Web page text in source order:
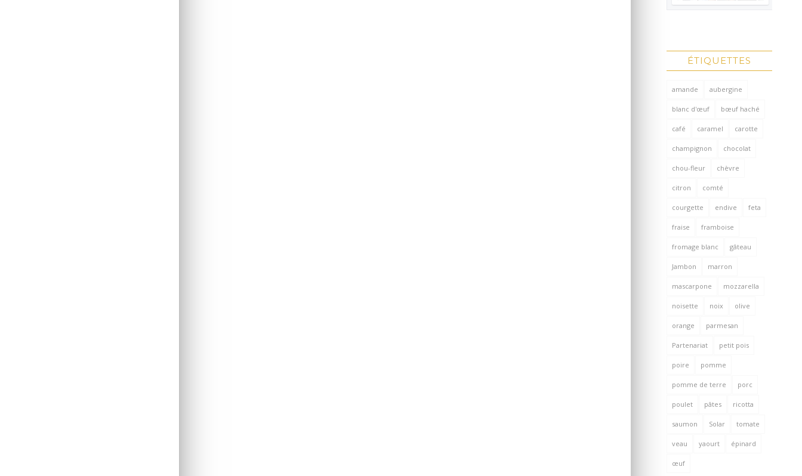
ÉTIQUETTES
amande aubergine
blanc d'œuf bœuf haché
café caramel carotte
champignon chocolat
chou-fleur chèvre
citron comté
courgette endive feta
fraise framboise
fromage blanc gâteau
Jambon marron
mascarpone mozzarella
noisette noix olive
orange parmesan
Partenariat petit pois
poire pomme
pomme de terre porc
poulet pâtes ricotta
saumon Solar tomate
veau yaourt épinard
œuf